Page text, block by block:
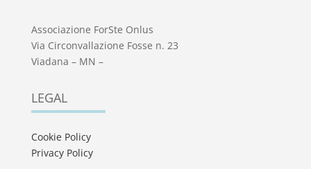
Associazione ForSte Onlus
Via Circonvallazione Fosse n. 23
Viadana – MN –
LEGAL
Cookie Policy
Privacy Policy